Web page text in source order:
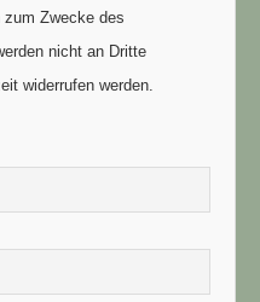
zum Zwecke des
nicht an Dritte
widerrufen werden.